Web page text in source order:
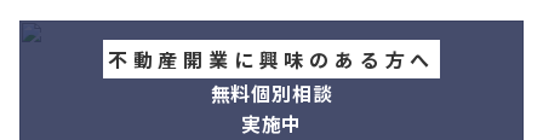
不動産開業に興味のある方へ
無料個別相談
実施中